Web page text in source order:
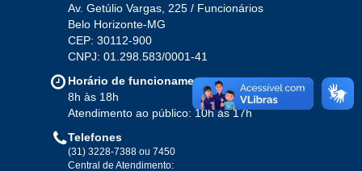
Av. Getúlio Vargas, 225 / Funcionários
Belo Horizonte-MG
CEP: 30112-900
CNPJ: 01.298.583/0001-41
Horário de funcionamento
8h às 18h
Atendimento ao público: 10h às 17h
Telefones
(31) 3228-7388 ou 7450
Central de Atendimento: